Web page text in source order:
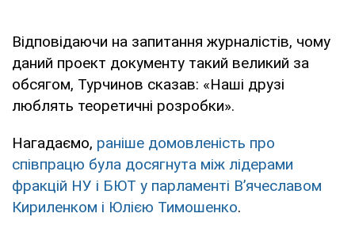
Відповідаючи на запитання журналістів, чому
даний проект документу такий великий за
обсягом, Турчинов сказав: «Наші друзі
люблять теоретичні розробки».
Нагадаємо, раніше домовленість про
співпрацю була досягнута між лідерами
фракцій НУ і БЮТ у парламенті В’ячеславом
Кириленком і Юлією Тимошенко.